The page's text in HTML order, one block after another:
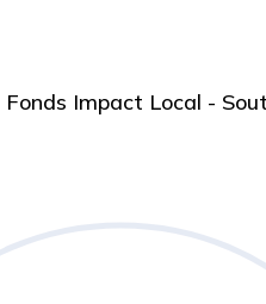
Fonds Impact Local -